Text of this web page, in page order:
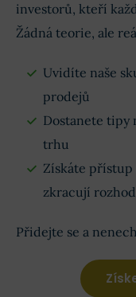
investorů, kteří
Žádná teorie, ale
Uvidíte naše
prodejů
Dostanete tipy
trhu
Získáte přístup
zkracují
Přidejte se a